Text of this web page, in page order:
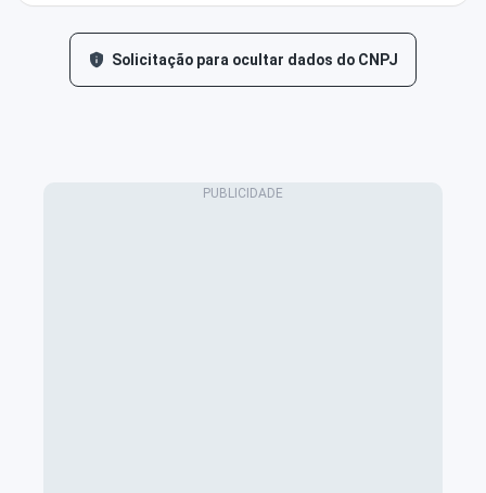
Solicitação para ocultar dados do CNPJ